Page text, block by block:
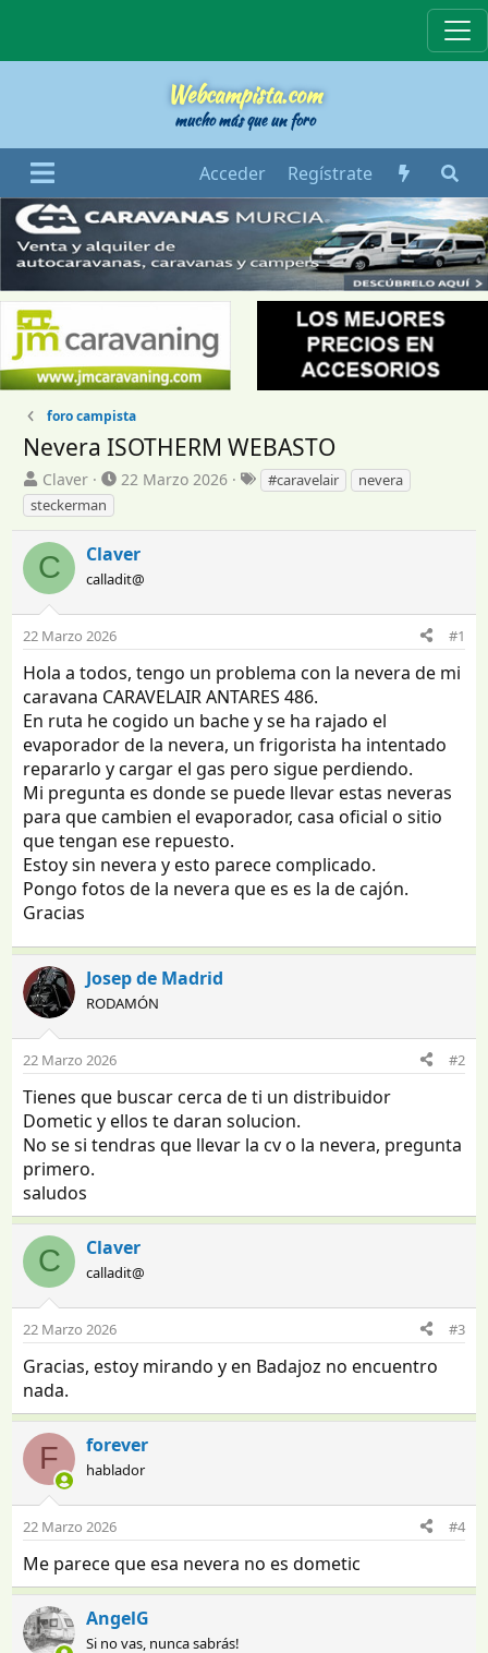
Webcampista.com
mucho más que un foro
Acceder Regístrate
foro campista
Nevera ISOTHERM WEBASTO
I
n
i
c
i
a
d
r
d
e
l
t
e
m
a
Claver
F
a
d
c
i
o
22 Marzo 2026
E
t
#caravelair
nevera
steckerman
C Claver
calladit@
22 Marzo 2026 #1
Hola a todos, tengo un problema con la nevera de mi
caravana CARAVELAIR ANTARES 486.
En ruta he cogido un bache y se ha rajado el
evaporador de la nevera, un frigorista ha intentado
repararlo y cargar el gas pero sigue perdiendo.
Mi pregunta es donde se puede llevar estas neveras
para que cambien el evaporador, casa oficial o sitio
que tengan ese repuesto.
Estoy sin nevera y esto parece complicado.
Pongo fotos de la nevera que es es la de cajón.
Gracias
Josep de Madrid
RODAMÓN
22 Marzo 2026 #2
Tienes que buscar cerca de ti un distribuidor
Dometic y ellos te daran solucion.
No se si tendras que llevar la cv o la nevera, pregunta
primero.
saludos
C Claver
calladit@
22 Marzo 2026 #3
Gracias, estoy mirando y en Badajoz no encuentro
nada.
F forever
hablador
22 Marzo 2026 #4
Me parece que esa nevera no es dometic
AngelG
Si no vas, nunca sabrás!